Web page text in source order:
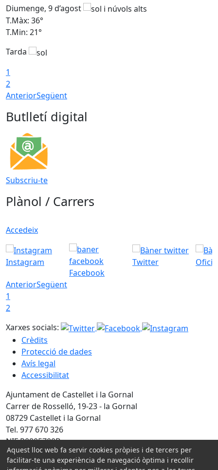
Diumenge, 9 d’agost
T.Màx: 36°
T.Min: 21°
Tarda
1
2
AnteriorSegüent
Butlletí digital
Subscriu-te
Plànol / Carrers
Accedeix
Instagram
Facebook
Twitter
AnteriorSegüent
1
2
Xarxes socials:
Crèdits
Protecció de dades
Avís legal
Accessibilitat
Ajuntament de Castellet i la Gornal
Carrer de Rosselló, 19-23 - la Gornal
08729 Castellet i la Gornal
Tel. 977 670 326
NIF P0805700B
Amb la col·laboració de:
Aquest lloc web fa servir cookies pròpies i de tercers per
facilitar-te una experiència de navegació òptima i recollir